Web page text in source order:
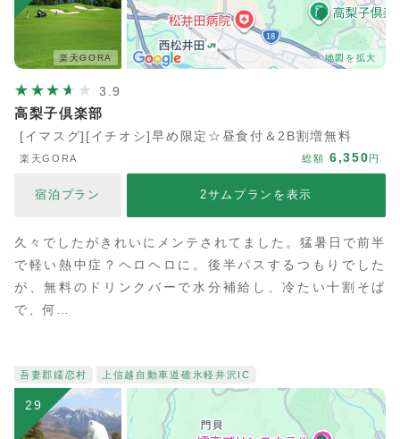
楽天GORA 地図を拡大
3.9
高梨子倶楽部
[イマスグ][イチオシ]早め限定☆昼食付＆2B割増無料
楽天GORA 総額 6,350円
宿泊プラン 2サムプランを表示
久々でしたがきれいにメンテされてました。猛暑日で前半
で軽い熱中症？ヘロヘロに。後半パスするつもりでした
が、無料のドリンクバーで水分補給し、冷たい十割そば
で、何…
吾妻郡嬬恋村 上信越自動車道 碓氷軽井沢IC
29